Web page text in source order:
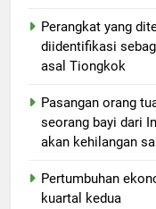
Perangkat yang
diidentifikasi
asal Tiongkok
Pasangan orang
seorang bayi dari
akan kehilangan
Pertumbuhan
kuartal kedua